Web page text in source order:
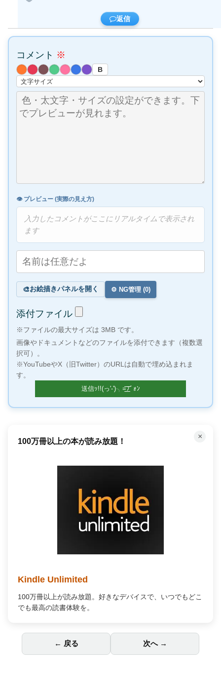
返信
コメント ※
B
👁️ プレビュー (実際の見え方)
入力したコメントがここにリアルタイムで表示され
ます
🎨お絵描きパネルを開く ⚙️ NG管理 (0)
添付ファイル
※ファイルの最大サイズは 3MB です。
画像やドキュメントなどのファイルを添付できます（複数選
択可）。
※YouTubeやX（旧Twitter）のURLは自動で埋め込まれま
す。
×
100万冊以上の本が読み放題！
Kindle Unlimited
100万冊以上が読み放題。好きなデバイスで、いつでもどこ
でも最高の読書体験を。
← 戻る 次へ →